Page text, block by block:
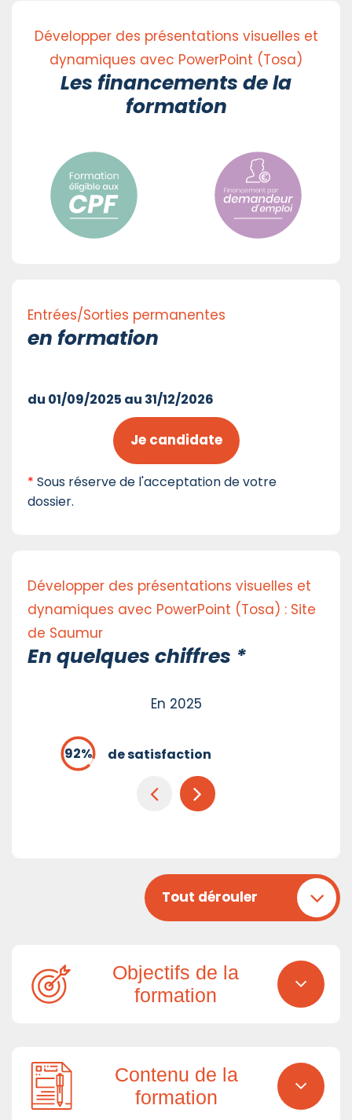
Développer des présentations visuelles et
dynamiques avec PowerPoint (Tosa)
Les financements de la
formation
Entrées/Sorties permanentes
en formation
du 01/09/2025 au 31/12/2026
Je candidate
* Sous réserve de l'acceptation de votre
dossier.
Développer des présentations visuelles et
dynamiques avec PowerPoint (Tosa) : Site
de Saumur
En quelques chiffres *
En 2025
de satisfaction
Tout dérouler
Objectifs de la
formation
Contenu de la
formation